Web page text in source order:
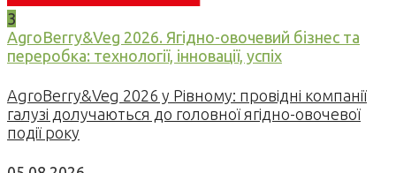
3
AgroBerry&Veg 2026. Ягідно-овочевий бізнес та
переробка: технології, інновації, успіх
AgroBerry&Veg 2026 у Рівному: провідні компанії
галузі долучаються до головної ягідно-овочевої
події року